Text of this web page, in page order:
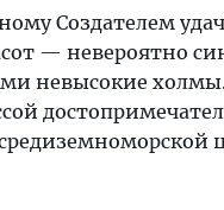
Создателем
— невероятно
невысокие холмы.